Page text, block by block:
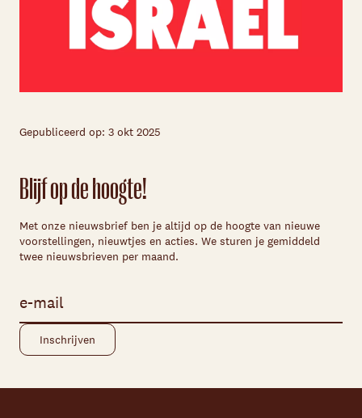
Gepubliceerd op: 3 okt 2025
Blijf op de hoogte!
Met onze nieuwsbrief ben je altijd op de hoogte van nieuwe
voorstellingen, nieuwtjes en acties. We sturen je gemiddeld
twee nieuwsbrieven per maand.